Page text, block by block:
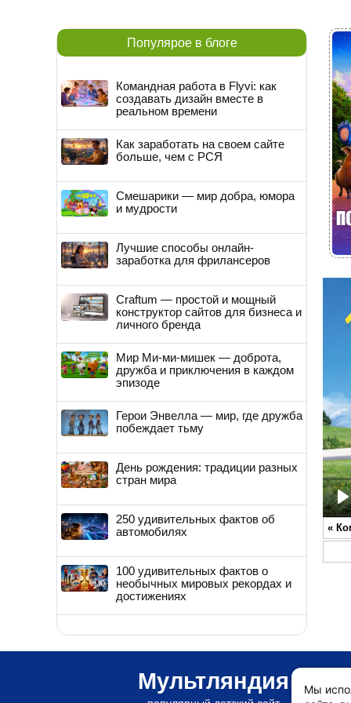
«
Популярое в блоге
Командная работа в Flyvi: как
создавать дизайн вместе в
реальном времени
Как заработать на своем сайте
больше, чем с РСЯ
Смешарики — мир добра, юмора
и мудрости
Лучшие способы онлайн-
заработка для фрилансеров
Craftum — простой и мощный
конструктор сайтов для бизнеса и
личного бренда
Мир Ми-ми-мишек — доброта,
дружба и приключения в каждом
эпизоде
Герои Энвелла — мир, где дружба
побеждает тьму
День рождения: традиции разных
стран мира
250 удивительных фактов об
автомобилях
100 удивительных фактов о
необычных мировых рекордах и
достижениях
Мультляндия
Мы